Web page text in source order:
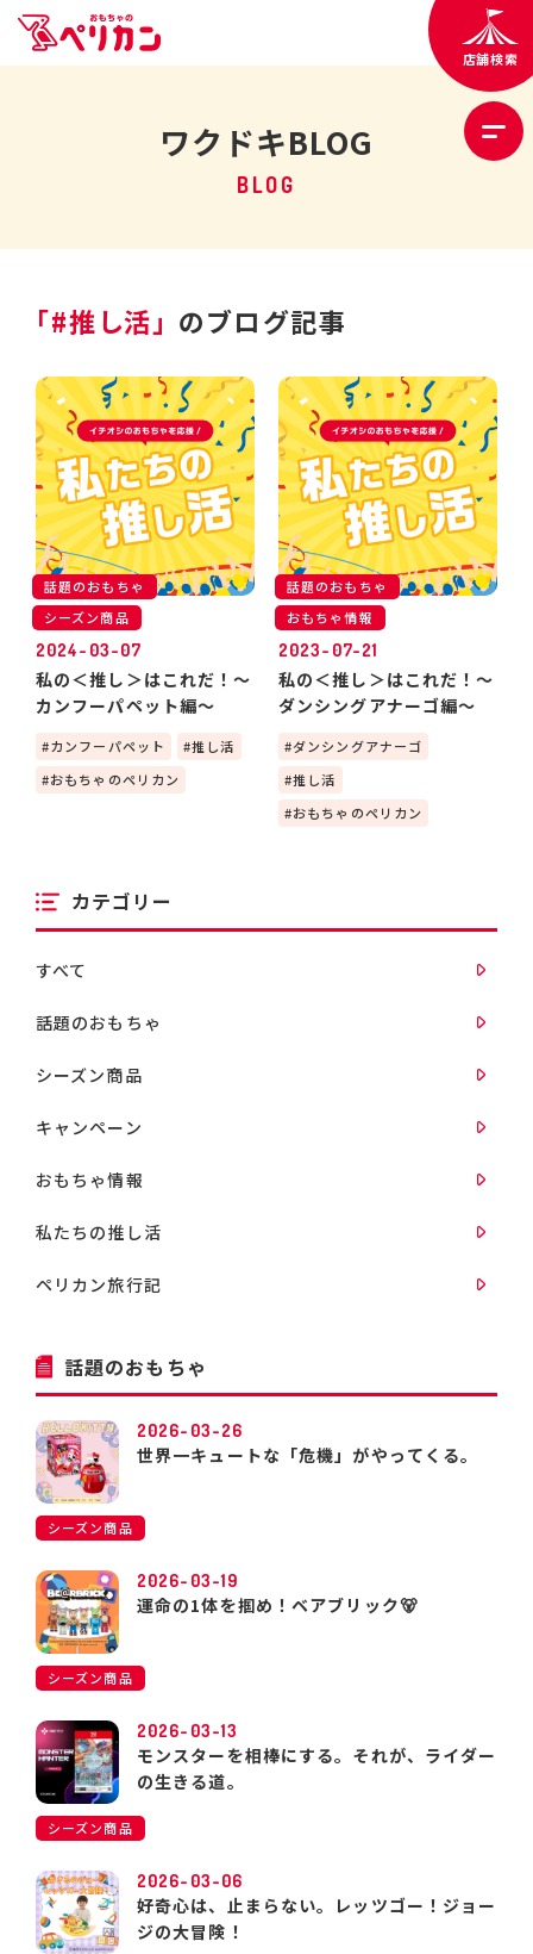
店舗検索
ワクドキBLOG
BLOG
「#推し活」 のブログ記事
話題のおもちゃ
シーズン商品
2024-03-07
私の＜推し＞はこれだ！～
カンフーパペット編～
カンフーパペット
推し活
おもちゃのペリカン
話題のおもちゃ
おもちゃ情報
2023-07-21
私の＜推し＞はこれだ！～
ダンシングアナーゴ編～
ダンシングアナーゴ
推し活
おもちゃのペリカン
カテゴリー
すべて
話題のおもちゃ
シーズン商品
キャンペーン
おもちゃ情報
私たちの推し活
ペリカン旅行記
話題のおもちゃ
2026-03-26
世界一キュートな「危機」がやってくる。
シーズン商品
2026-03-19
運命の1体を掴め！ベアブリック🐻
シーズン商品
2026-03-13
モンスターを相棒にする。それが、ライダー
の生きる道。
シーズン商品
2026-03-06
好奇心は、止まらない。レッツゴー！ジョー
ジの大冒険！